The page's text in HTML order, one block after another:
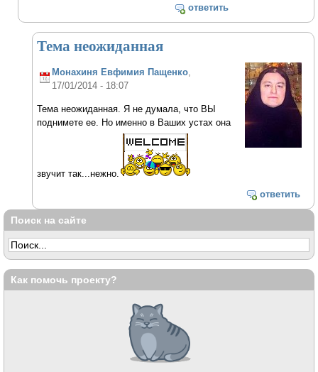
ответить
Тема неожиданная
Монахиня Евфимия Пащенко,
17/01/2014 - 18:07
Тема неожиданная. Я не думала, что ВЫ
поднимете ее. Но именно в Ваших устах она
звучит так...нежно.
ответить
Поиск на сайте
Как помочь проекту?